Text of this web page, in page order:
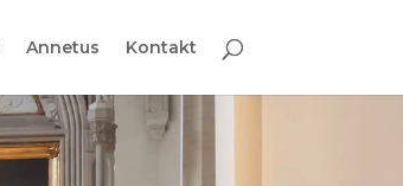
Annetus Kontakt